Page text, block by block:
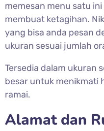
memesan menu satu
membuat ketagihan.
yang bisa anda pesan
ukuran sesuai jumlah
Tersedia dalam ukuran
besar untuk menikmati
ramai.
Alamat dan